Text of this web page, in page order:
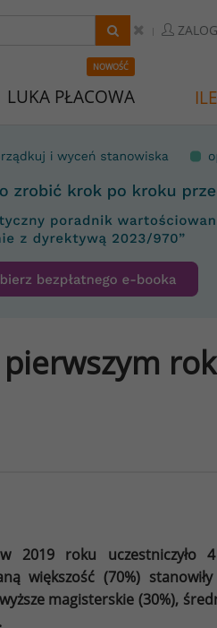
NOWOŚĆ
LUKA PŁACOWA
2019 roku uczestniczyło
większość (70%)
magisterskie (30%),